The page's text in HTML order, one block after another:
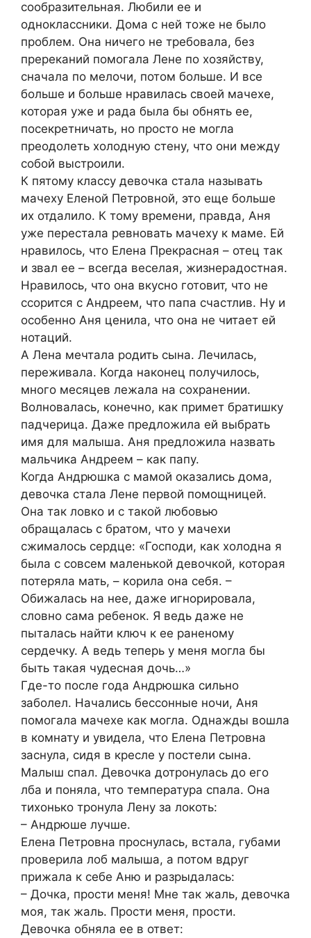
сообразительная. Любили ее и
одноклассники. Дома с ней тоже не было
проблем. Она ничего не требовала, без
пререканий помогала Лене по хозяйству,
сначала по мелочи, потом больше. И все
больше и больше нравилась своей мачехе,
которая уже и рада была бы обнять ее,
посекретничать, но просто не могла
преодолеть холодную стену, что они между
собой выстроили.
К пятому классу девочка стала называть
мачеху Еленой Петровной, это еще больше
их отдалило. К тому времени, правда, Аня
уже перестала ревновать мачеху к маме. Ей
нравилось, что Елена Прекрасная – отец так
и звал ее – всегда веселая, жизнерадостная.
Нравилось, что она вкусно готовит, что не
ссорится с Андреем, что папа счастлив. Ну и
особенно Аня ценила, что она не читает ей
нотаций.
А Лена мечтала родить сына. Лечилась,
переживала. Когда наконец получилось,
много месяцев лежала на сохранении.
Волновалась, конечно, как примет братишку
падчерица. Даже предложила ей выбрать
имя для малыша. Аня предложила назвать
мальчика Андреем – как папу.
Когда Андрюшка с мамой оказались дома,
девочка стала Лене первой помощницей.
Она так ловко и с такой любовью
обращалась с братом, что у мачехи
сжималось сердце: «Господи, как холодна я
была с совсем маленькой девочкой, которая
потеряла мать, – корила она себя. –
Обижалась на нее, даже игнорировала,
словно сама ребенок. Я ведь даже не
пыталась найти ключ к ее раненому
сердечку. А ведь теперь у меня могла бы
быть такая чудесная дочь…»
Где-то после года Андрюшка сильно
заболел. Начались бессонные ночи, Аня
помогала мачехе как могла. Однажды вошла
в комнату и увидела, что Елена Петровна
заснула, сидя в кресле у постели сына.
Малыш спал. Девочка дотронулась до его
лба и поняла, что температура спала. Она
тихонько тронула Лену за локоть:
– Андрюше лучше.
Елена Петровна проснулась, встала, губами
проверила лоб малыша, а потом вдруг
прижала к себе Аню и разрыдалась:
– Дочка, прости меня! Мне так жаль, девочка
моя, так жаль. Прости меня, прости.
Девочка обняла ее в ответ: